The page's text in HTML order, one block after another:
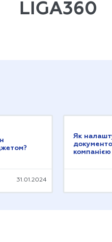
LIGA360
31.01.2024
Як
компанією